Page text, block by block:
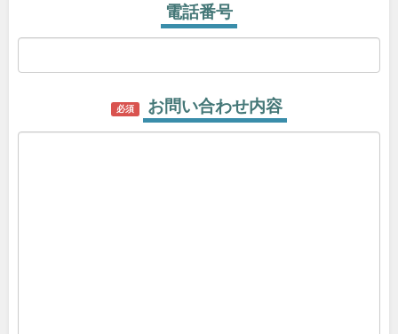
電話番号
必須 お問い合わせ内容